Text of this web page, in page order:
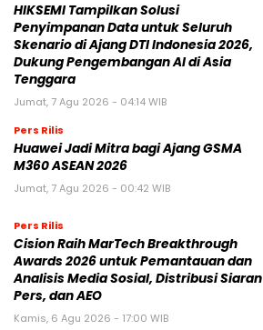
HIKSEMI Tampilkan Solusi
Penyimpanan Data untuk Seluruh
Skenario di Ajang DTI Indonesia 2026,
Dukung Pengembangan AI di Asia
Tenggara
Jumat, 7 Agu 2026 - 04:14 WIB
Pers Rilis
Huawei Jadi Mitra bagi Ajang GSMA
M360 ASEAN 2026
Jumat, 7 Agu 2026 - 00:42 WIB
Pers Rilis
Cision Raih MarTech Breakthrough
Awards 2026 untuk Pemantauan dan
Analisis Media Sosial, Distribusi Siaran
Pers, dan AEO
Kamis, 6 Agu 2026 - 17:00 WIB